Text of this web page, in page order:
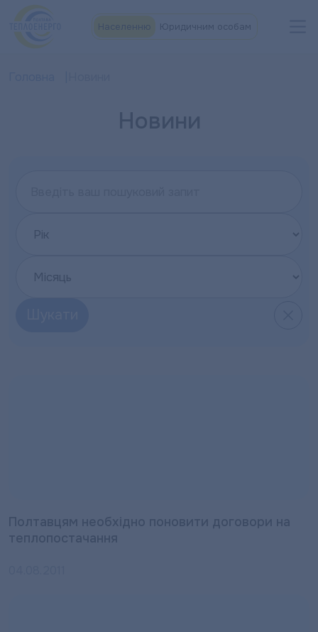
Юридичним особам
Новини
Полтавцям необхідно поновити договори на
теплопостачання